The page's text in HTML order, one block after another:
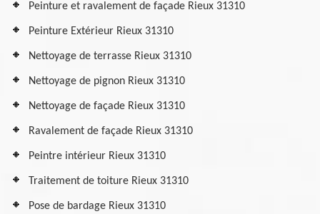
Peinture et ravalement de façade Rieux 31310
Peinture Extérieur Rieux 31310
Nettoyage de terrasse Rieux 31310
Nettoyage de pignon Rieux 31310
Nettoyage de façade Rieux 31310
Ravalement de façade Rieux 31310
Peintre intérieur Rieux 31310
Traitement de toiture Rieux 31310
Pose de bardage Rieux 31310